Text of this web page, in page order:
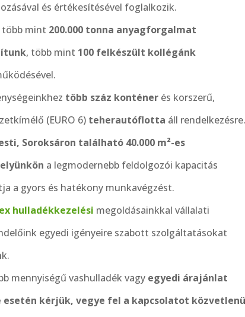
és értékesítésével foglalkozik.
több mint 200.000 tonna anyagforgalmat
, több mint 100 felkészült kollégánk
több száz konténer és korszerű,
(EURO 6) teherautóflotta áll rendelkezésre.
Soroksáron található 40.000 m²-es
a legmodernebb feldolgozói kapacitás
a gyors és hatékony munkavégzést.
hulladékkezelési megoldásainkkal vállalati
egyedi igényeire szabott szolgáltatásokat
mennyiségű vashulladék vagy egyedi árajánlat
esetén kérjük, vegye fel a kapcsolatot